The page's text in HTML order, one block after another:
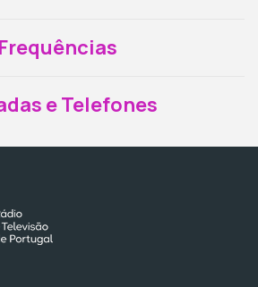
Frequências
e Telefones